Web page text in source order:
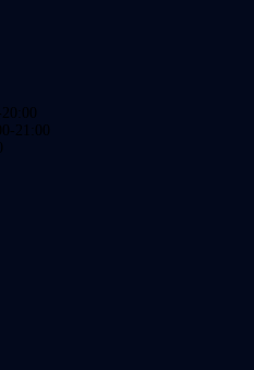
21:00